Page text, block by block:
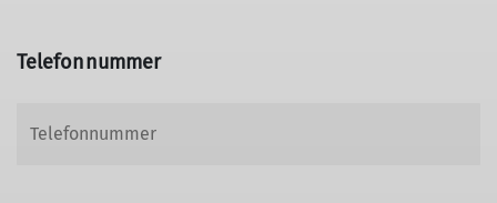
Telefonnummer